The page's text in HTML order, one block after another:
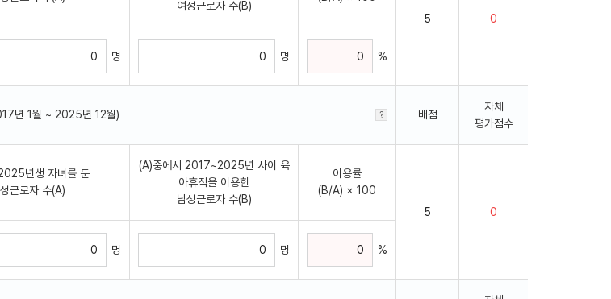
여성근로자 수(B)
명 명 %
년 1월 ~ 2025년 12월) 배점
자체
평가점수
년생 자녀를 둔
근로자 수(A)
(A)중에서 2017~2025년 사이 육
아휴직을 이용한
남성근로자 수(B)
이용률
(B/A) × 100
명 명 %